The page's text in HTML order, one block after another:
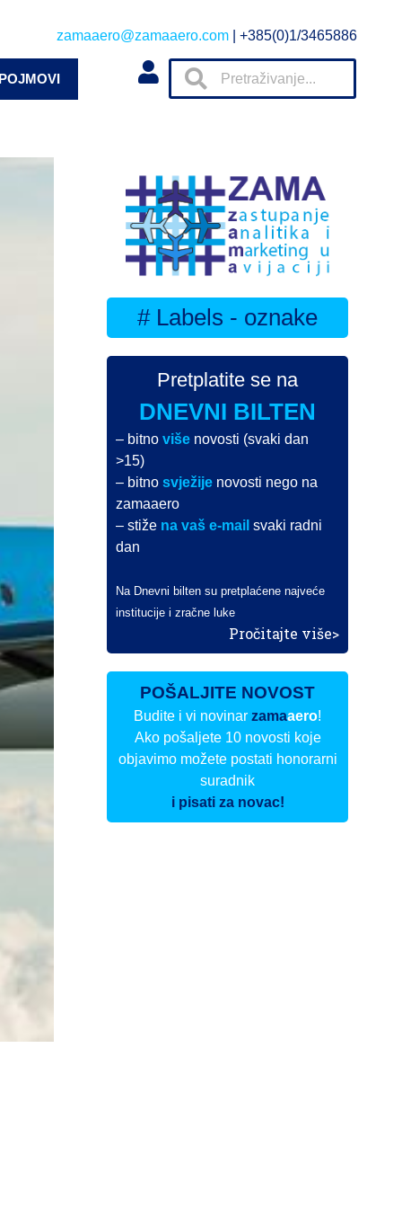
zamaaero@zamaaero.com | +385(0)1/3465886
# Labels - oznake
Pretplatite se na
DNEVNI BILTEN
– bitnoviše novosti (svaki dan
>15)
– bitnosvježije novosti nego na
zamaaero
– stiže na vaš e-mail svaki radni
dan
Na Dnevni bilten su pretplaćene najveće
institucije i zračne luke
Pročitajte više>
POŠALJITE NOVOST
Budite i vi novinarzamaaero!
Ako pošaljete 10 novosti koje
objavimo možete postati honorarni
suradnik
i pisati za novac!